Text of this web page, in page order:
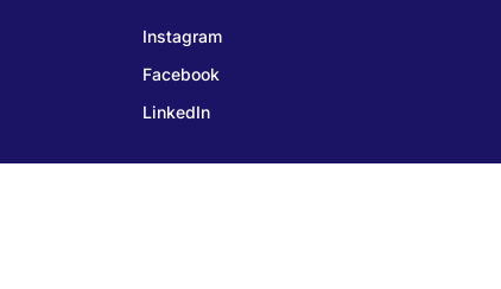
Instagram
Facebook
LinkedIn